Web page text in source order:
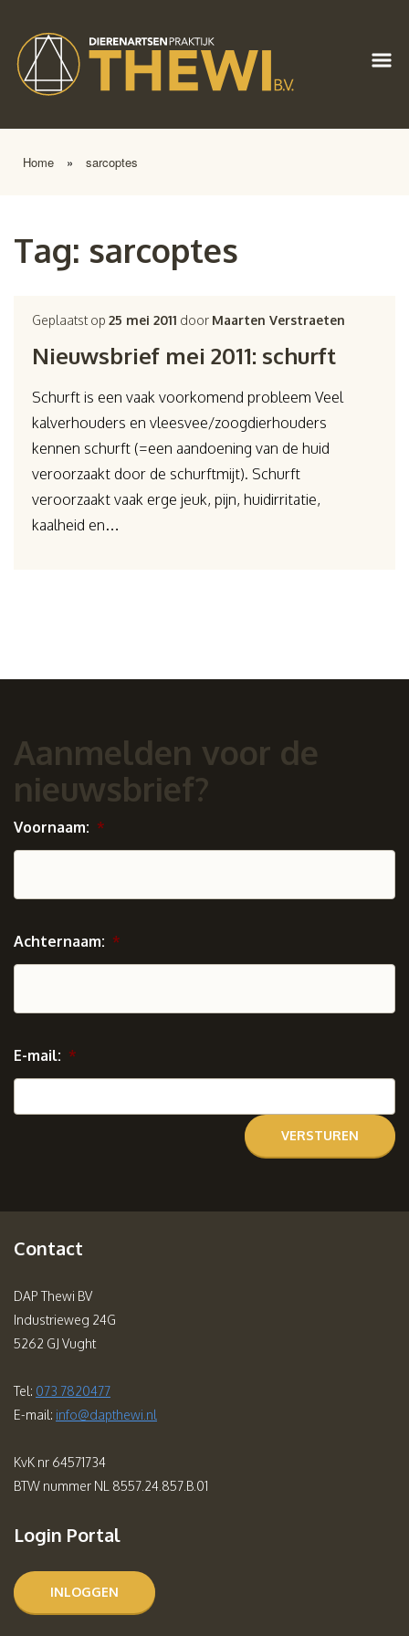
Home » sarcoptes
Tag: sarcoptes
Geplaatst op25 mei 2011 door Maarten Verstraeten
Nieuwsbrief mei 2011: schurft
Schurft is een vaak voorkomend probleem Veel
kalverhouders en vleesvee/zoogdierhouders
kennen schurft (=een aandoening van de huid
veroorzaakt door de schurftmijt). Schurft
veroorzaakt vaak erge jeuk, pijn, huidirritatie,
kaalheid en…
Aanmelden voor de
nieuwsbrief?
Voornaam: *
Achternaam: *
E-mail: *
Contact
DAP Thewi BV
Industrieweg 24G
5262 GJ Vught
Tel: 073 7820477
E-mail: info@dapthewi.nl
KvK nr 64571734
BTW nummer NL 8557.24.857.B.01
Login Portal
INLOGGEN